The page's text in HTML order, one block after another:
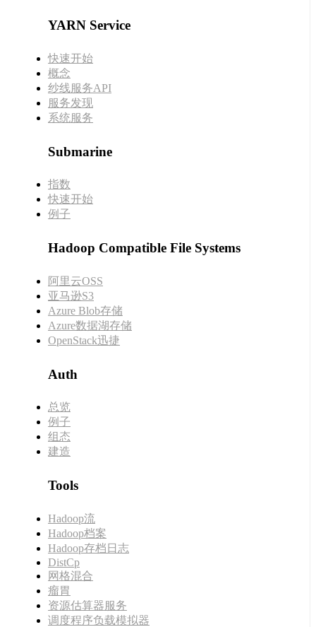
YARN Service
快速开始
概念
纱线服务API
服务发现
系统服务
Submarine
指数
快速开始
例子
Hadoop Compatible File Systems
阿里云OSS
亚马逊S3
Azure Blob存储
Azure数据湖存储
OpenStack迅捷
Auth
总览
例子
组态
建造
Tools
Hadoop流
Hadoop档案
Hadoop存档日志
DistCp
网格混合
瘤胃
资源估算器服务
调度程序负载模拟器